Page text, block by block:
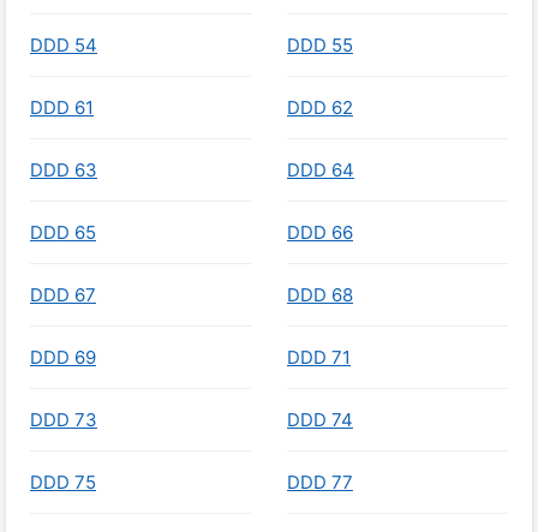
DDD 54 DDD 55
DDD 61 DDD 62
DDD 63 DDD 64
DDD 65 DDD 66
DDD 67 DDD 68
DDD 69 DDD 71
DDD 73 DDD 74
DDD 75 DDD 77